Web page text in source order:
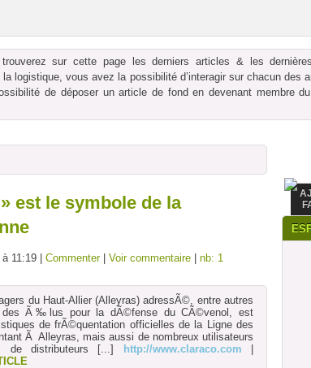
sur cette page les derniers articles & les
logistique, vous avez la possibilité d’interagir sur chacun des
de déposer un article de fond en devenant membre
est le symbole de la
11:19 | Commenter| Voir commentaire nb: 1
du Haut-Allier (Alleyras) adressÃ©, entre autres
des Ã‰lus pour la dÃ©fense du CÃ©venol, est
de frÃ©quentation officielles de la Ligne des
Ã Alleyras, mais aussi de nombreux utilisateurs
de distributeurs [...] http://www.claraco.com